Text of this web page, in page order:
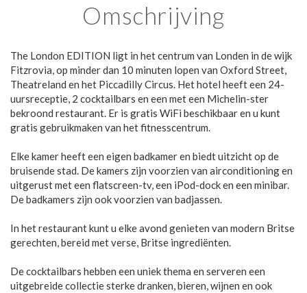
Omschrijving
The London EDITION ligt in het centrum van Londen in de wijk
Fitzrovia, op minder dan 10 minuten lopen van Oxford Street,
Theatreland en het Piccadilly Circus. Het hotel heeft een 24-
uursreceptie, 2 cocktailbars en een met een Michelin-ster
bekroond restaurant. Er is gratis WiFi beschikbaar en u kunt
gratis gebruikmaken van het fitnesscentrum.
Elke kamer heeft een eigen badkamer en biedt uitzicht op de
bruisende stad. De kamers zijn voorzien van airconditioning en
uitgerust met een flatscreen-tv, een iPod-dock en een minibar.
De badkamers zijn ook voorzien van badjassen.
In het restaurant kunt u elke avond genieten van modern Britse
gerechten, bereid met verse, Britse ingrediënten.
De cocktailbars hebben een uniek thema en serveren een
uitgebreide collectie sterke dranken, bieren, wijnen en ook